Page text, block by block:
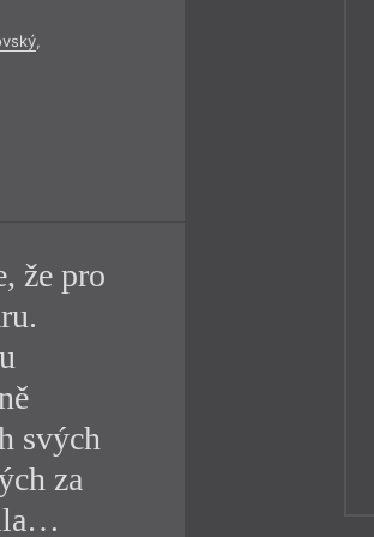
,
že pro
svých
za